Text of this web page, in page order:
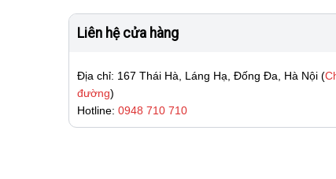
Liên hệ cửa hàng
Địa chỉ: 167 Thái Hà, Láng Hạ, Đống Đa, Hà Nội (
đường)
Hotline: 0948 710 710